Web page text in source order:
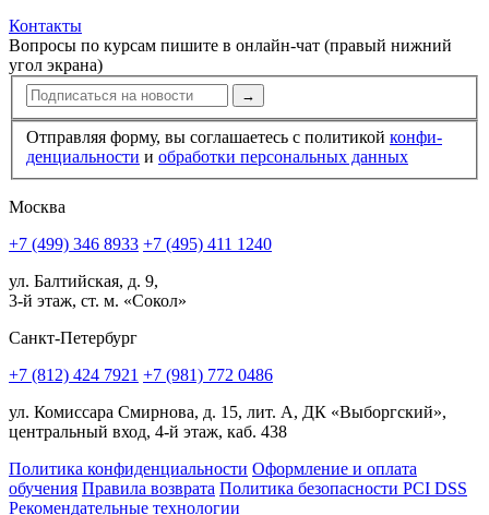
Контакты
Вопросы по курсам пишите в онлайн-чат (правый нижний
угол экрана)
→
Отправляя форму, вы соглашаетесь с политикой конфи­
ден­циальности и обработки персональных данных
Москва
+7 (499) 346 8933 +7 (495) 411 1240
ул. Балтийская, д. 9,
3-й этаж, ст. м. «Сокол»
Санкт-Петербург
+7 (812) 424 7921 +7 (981) 772 0486
ул. Комиссара Смирнова, д. 15, лит. А, ДК «Выборгский»,
центральный вход, 4-й этаж, каб. 438
Политика конфиденциальности Оформление и оплата
обучения Правила возврата Политика безопасности PCI DSS
Рекомендательные технологии